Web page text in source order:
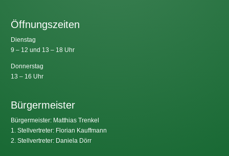
Öffnungszeiten
Dienstag
9 – 12 und 13 – 18 Uhr
Donnerstag
13 – 16 Uhr
Bürgermeister
Bürgermeister: Matthias Trenkel
1. Stellvertreter: Florian Kauffmann
2. Stellvertreter: Daniela Dörr